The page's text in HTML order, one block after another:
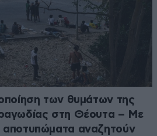
των θυμάτων της
στη Θέουτα – Με
αποτυπώματα αναζητούν